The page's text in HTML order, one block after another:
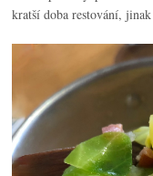
kratší doba restování,